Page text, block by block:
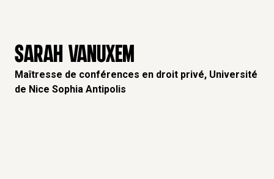
SARAH VANUXEM
Maîtresse de conférences en droit privé, Université
de Nice Sophia Antipolis